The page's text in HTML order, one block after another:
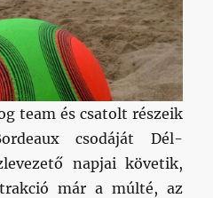
team és csatolt részeik
csodáját Dél-
napjai követik,
már a múlté, az